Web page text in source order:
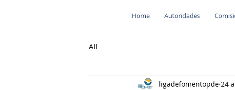
Home Autoridades
All
ligadefomentopde 24